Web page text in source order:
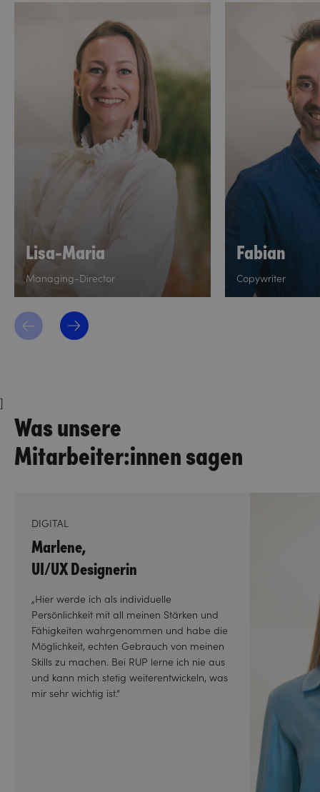
Lisa-Maria
Managing-Director
Fabian
Copywriter
]
Was unsere
Mitarbeiter:innen sagen
DIGITAL
Marlene,
UI/UX Designerin
„Hier werde ich als individuelle
Persönlichkeit mit all meinen Stärken und
Fähigkeiten wahrgenommen und habe die
Möglichkeit, echten Gebrauch von meinen
Skills zu machen. Bei RUP lerne ich nie aus
und kann mich stetig weiterentwickeln, was
mir sehr wichtig ist.”